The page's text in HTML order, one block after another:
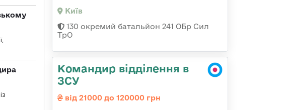
Київ
130 окремий батальйон 241 ОБр Сил
ТрО
Командир відділення в
ЗСУ
від 21000 до 120000 грн